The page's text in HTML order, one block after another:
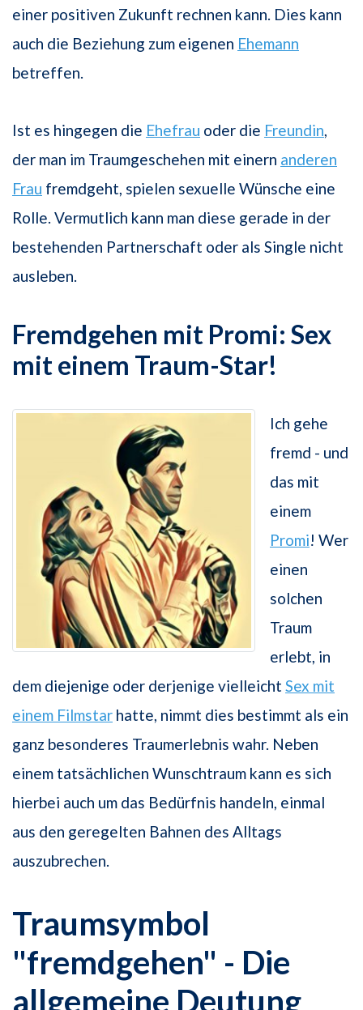
einer positiven Zukunft rechnen kann. Dies kann
auch die Beziehung zum eigenen Ehemann
betreffen.
Ist es hingegen die Ehefrau oder die Freundin
der man im Traumgeschehen mit einern anderen
Frau fremdgeht, spielen sexuelle Wünsche eine
Rolle. Vermutlich kann man diese gerade in der
bestehenden Partnerschaft oder als Single nicht
ausleben.
Fremdgehen mit Promi: Sex
mit einem Traum-Star!
Ich gehe
fremd - und
das mit
einem
Promi! Wer
einen
solchen
Traum
erlebt, in
dem diejenige oder derjenige vielleicht Sex mit
einem Filmstar hatte, nimmt dies bestimmt als ein
ganz besonderes Traumerlebnis wahr. Neben
einem tatsächlichen Wunschtraum kann es sich
hierbei auch um das Bedürfnis handeln, einmal
aus den geregelten Bahnen des Alltags
auszubrechen.
Traumsymbol
"fremdgehen" - Die
allgemeine Deutung